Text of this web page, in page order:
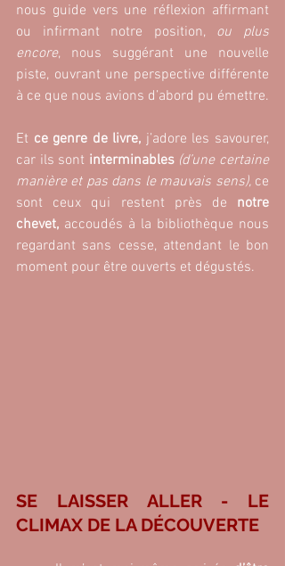
nous guide vers une réflexion affirmant
ou infirmant notre position, ou plus
encore, nous suggérant une nouvelle
piste, ouvrant une perspective différente
à ce que nous avions d’abord pu émettre.
Et ce genre de livre, j’adore les savourer,
car ils sont interminables (d’une certaine
manière et pas dans le mauvais sens), ce
sont ceux qui restent près de notre
chevet, accoudés à la bibliothèque nous
regardant sans cesse, attendant le bon
moment pour être ouverts et dégustés.
SE LAISSER ALLER - LE
CLIMAX DE LA DÉCOUVERTE